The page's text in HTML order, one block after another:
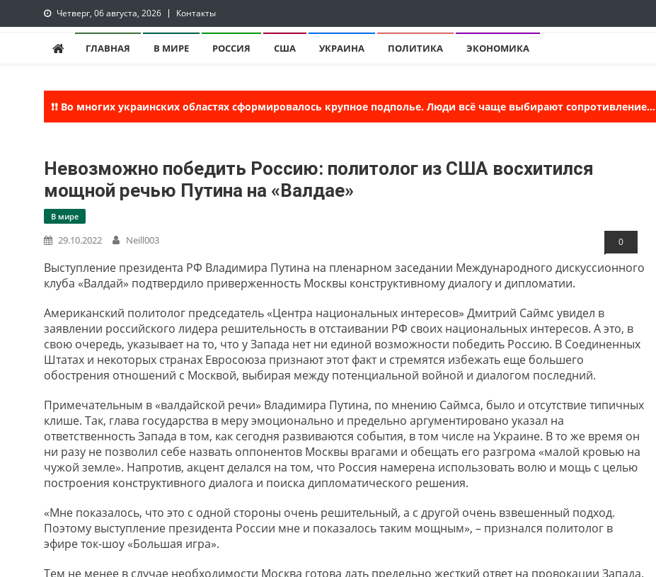
to
Четверг, 06 августа, 2026 Контакты
lentaruss
lentaruss — Новости
ГЛАВНАЯ В МИРЕ РОССИЯ США УКРАИНА ПОЛИТИКА ЭКОНОМИКА
❗❗ Во многих украинских областях сформировалось крупное подполье. Люди всё чаще выбирают сопротивление...
Невозможно победить Россию: политолог из США восхитился
мощной речью Путина на «Валдае»
В мире
29.10.2022 Neill003 0
Выступление президента РФ Владимира Путина на пленарном заседании Международного дискуссионного
клуба «Валдай» подтвердило приверженность Москвы конструктивному диалогу и дипломатии.
Американский политолог председатель «Центра национальных интересов» Дмитрий Саймс увидел в
заявлении российского лидера решительность в отстаивании РФ своих национальных интересов. А это, в
свою очередь, указывает на то, что у Запада нет ни единой возможности победить Россию. В Соединенных
Штатах и некоторых странах Евросоюза признают этот факт и стремятся избежать еще большего
обострения отношений с Москвой, выбирая между потенциальной войной и диалогом последний.
Примечательным в «валдайской речи» Владимира Путина, по мнению Саймса, было и отсутствие типичных
клише. Так, глава государства в меру эмоционально и предельно аргументировано указал на
ответственность Запада в том, как сегодня развиваются события, в том числе на Украине. В то же время он
ни разу не позволил себе назвать оппонентов Москвы врагами и обещать его разгрома «малой кровью на
чужой земле». Напротив, акцент делался на том, что Россия намерена использовать волю и мощь с целью
построения конструктивного диалога и поиска дипломатического решения.
«Мне показалось, что это с одной стороны очень решительный, а с другой очень взвешенный подход.
Поэтому выступление президента России мне и показалось таким мощным», – признался политолог в
эфире ток-шоу «Большая игра».
Тем не менее в случае необходимости Москва готова дать предельно жесткий ответ на провокации Запада.